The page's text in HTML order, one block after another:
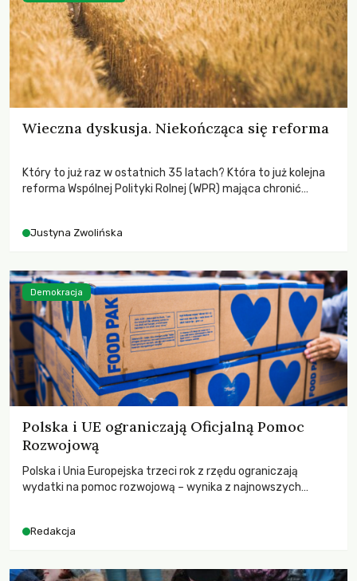
Wieczna dyskusja. Niekończąca się reforma
Który to już raz w ostatnich 35 latach? Która to już kolejna
reforma Wspólnej Polityki Rolnej (WPR) mająca chronić
Justyna Zwolińska
Polska i UE ograniczają Oficjalną Pomoc
Rozwojową
Polska i Unia Europejska trzeci rok z rzędu ograniczają
wydatki na pomoc rozwojową – wynika z najnowszych
odnotowano największe tąpnięcie ODA w historii. Jakie będą
kryzysami i ubóstwem?
Redakcja
Demokracja